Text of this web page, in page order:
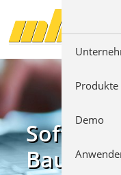
Direkt zur
Direkt zum Inhalt springen
Software
Produkte
Demo